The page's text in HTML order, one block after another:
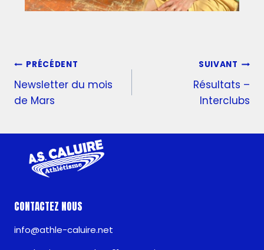
PRÉCÉDENT
Newsletter du mois
de Mars
SUIVANT
Résultats –
Interclubs
CONTACTEZ NOUS
info@athle-caluire.net